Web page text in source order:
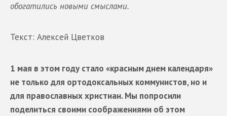
обогатились новыми смыслами.
Текст: Алексей Цветков
1 мая в этом году стало «красным днем календаря»
не только для ортодоксальных коммунистов, но и
для православных христиан. Мы попросили
поделиться своими соображениями об этом